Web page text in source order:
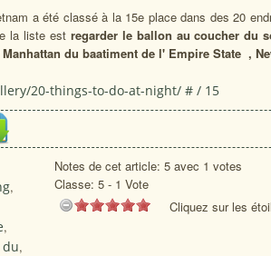
a été classé à la 15e place dans des 20
la liste estregarder le ballon au coucher du
du baatiment de l' Empire State ,
20-things-to-do-at-night/ # / 15
,
,
du,
Notes de cet article: 5 avec 1 votes
Classe: 5 - 1 Vote
Cliquez sur les